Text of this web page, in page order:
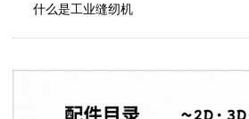
什么是工业缝纫机